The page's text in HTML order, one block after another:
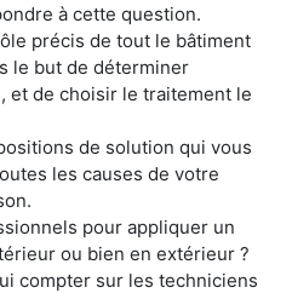
à cette question.
précis de tout le bâtiment
le but de déterminer
et de choisir le traitement le
de solution qui vous
les causes de votre
pour appliquer un
ou bien en extérieur ?
compter sur les techniciens